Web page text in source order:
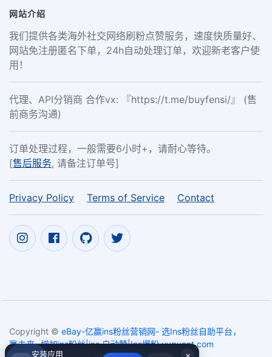
网站介绍
我们提供各类海外社交网络刷粉点赞服务，速度快质量好、
网站免注册匿名下单，24h自动处理订单，欢迎新老客户使
用！
代理、API分销商 合作vx: 『https://t.me/buyfensi/』 (售
前商务沟通)
订单处理过程，一般需要6小时+，请耐心等待。
[售后服务, 请备注订单号]
Privacy Policy Terms of Service Contact
Copyright © eBay-亿赢ins粉丝营销网- 选Ins粉丝自助平台，
赢未来- 增加ins粉丝|ins 自动赞|Ins爆粉 yyquant.com
×
安装应用